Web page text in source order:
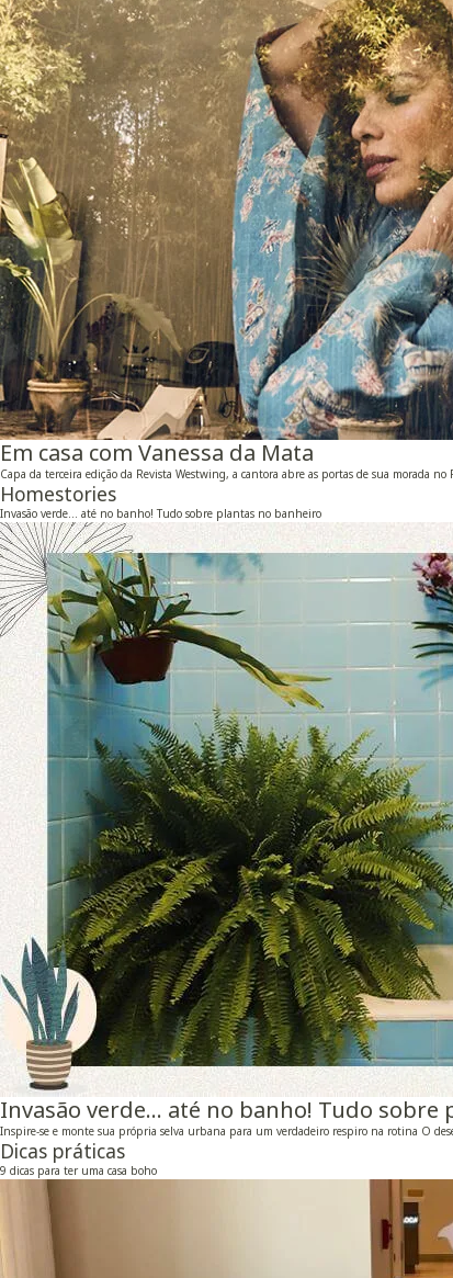
Em casa com Vanessa da Mata
Capa da terceira edição da Revista Westwing, a cantora abre as portas de sua morada
Homestories
Invasão verde… até no banho! Tudo sobre plantas no banheiro
Invasão verde… até no banho! Tudo sobre
Inspire-se e monte sua própria selva urbana para um verdadeiro respiro na rotina O
Dicas práticas
9 dicas para ter uma casa boho